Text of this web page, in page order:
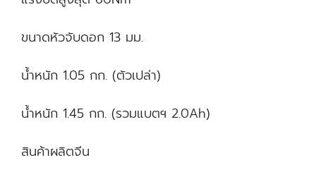
ขนาดหัวจับดอก 13 มม.
น้ำหนัก 1.05 กก. (ตัวเปล่า)
น้ำหนัก 1.45 กก. (รวมแบตฯ 2.0Ah)
สินค้าผลิตจีน